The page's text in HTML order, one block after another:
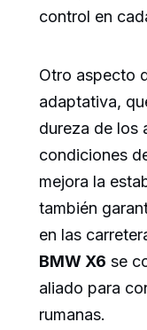
control en
Otro aspecto
adaptativa,
dureza de los
condiciones
mejora la
también
en las
BMW X6 se
aliado para
rumanas.